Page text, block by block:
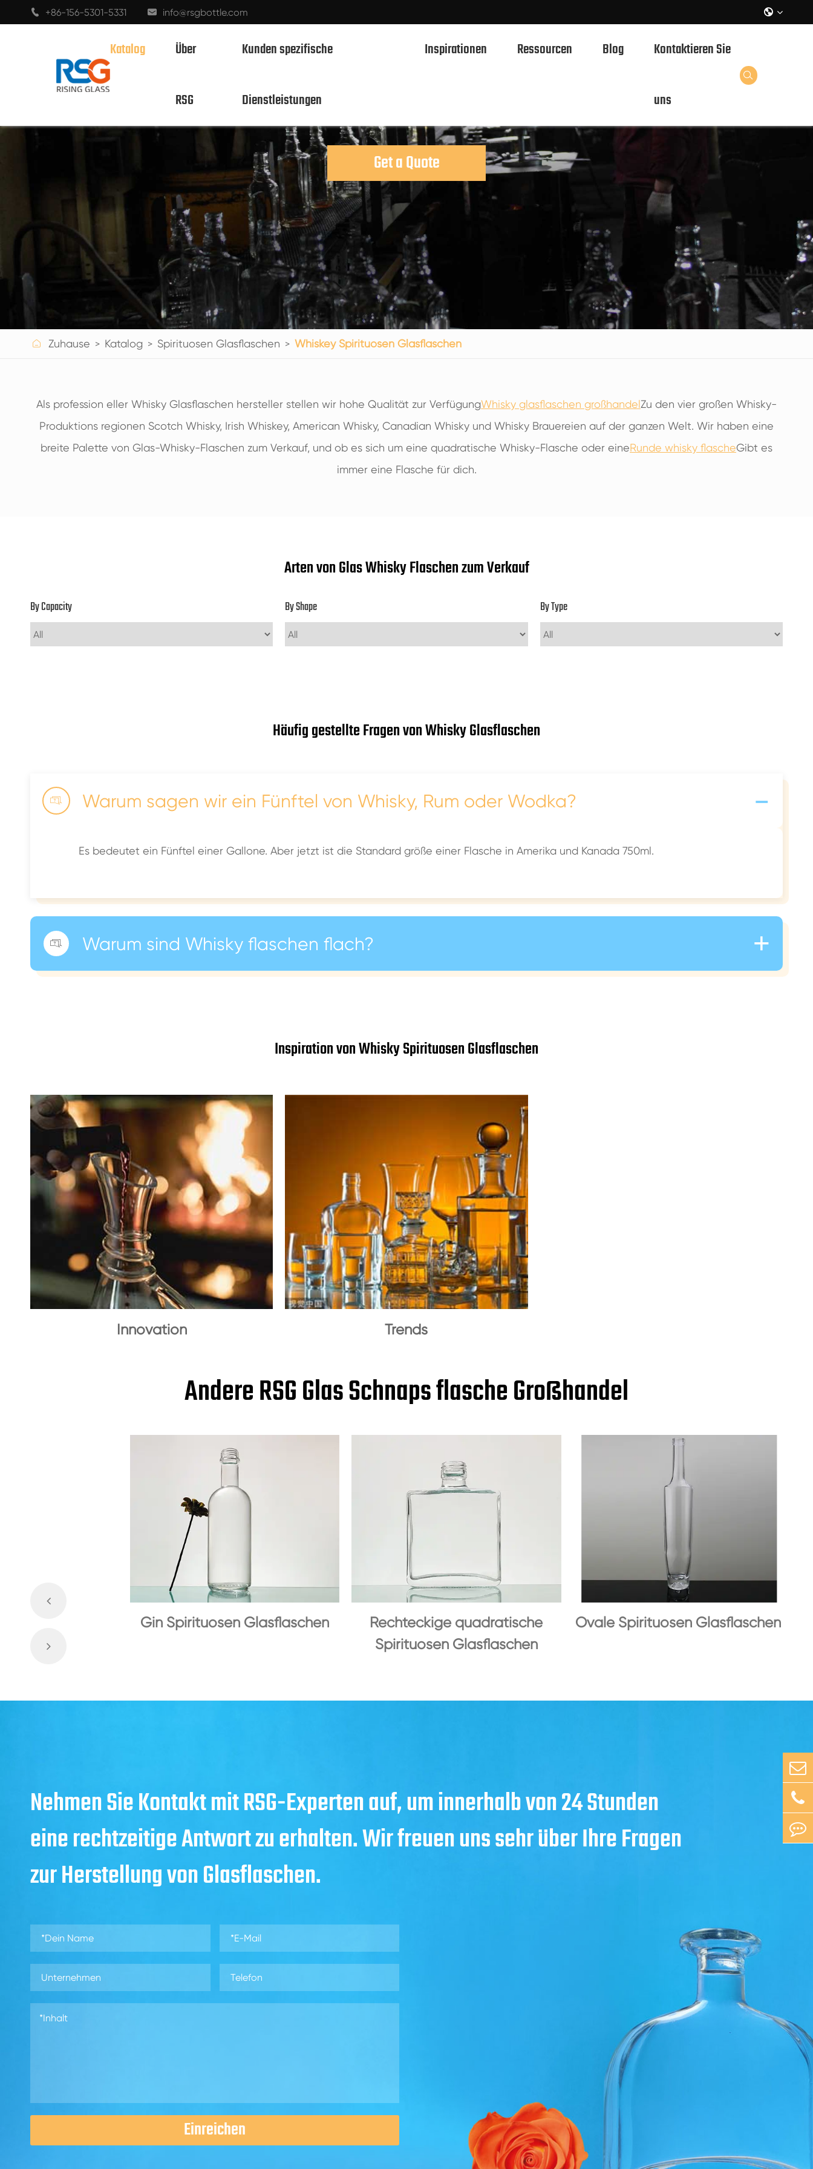
 +86-156-5301-5331  info@rsgbottle.com 
Katalog
SPIRITUOSEN GLASFLASCHEN
BIERFLASCHEN
ÖL-FLASCHEN
GETRÄNKE FLASCHEN AUS GLAS
WASSERGLAS FLASCHEN
GLAS GLÄSER
750ml Spirituosen Glasflaschen
700ml Spirituosen Glasflaschen
500ml Spirituosen Glasflaschen
1L Spirituosen Glasflaschen
50ml Spirituosen Glasflaschen
100ml Spirituosen Glasflaschen
200ml Spirituosen Glasflaschen
250ml Spirituosen Glasflaschen
375ml Spirituosen Glasflaschen
150ml Spirituosen Glasflaschen
Über
RSG
Kunden spezifische
Dienstleistungen
Inspirationen Ressourcen Blog Kontaktieren Sie
uns

Whiskey Spirituosen Glasflaschen
Get a Quote
 Zuhause Katalog Spirituosen Glasflaschen Whiskey Spirituosen Glasflaschen
Als profession eller Whisky Glasflaschen hersteller stellen wir hohe Qualität zur VerfügungWhisky glasflaschen großhandelZu den vier großen Whisky-
Produktions regionen Scotch Whisky, Irish Whiskey, American Whisky, Canadian Whisky und Whisky Brauereien auf der ganzen Welt. Wir haben eine
breite Palette von Glas-Whisky-Flaschen zum Verkauf, und ob es sich um eine quadratische Whisky-Flasche oder eineRunde whisky flascheGibt es
immer eine Flasche für dich.
Arten von Glas Whisky Flaschen zum Verkauf
By Capacity By Shape By Type
Häufig gestellte Fragen von Whisky Glasflaschen
 Warum sagen wir ein Fünftel von Whisky, Rum oder Wodka? -
Es bedeutet ein Fünftel einer Gallone. Aber jetzt ist die Standard größe einer Flasche in Amerika und Kanada 750ml.
 Warum sind Whisky flaschen flach? +
Inspiration von Whisky Spirituosen Glasflaschen
Innovation Trends
Andere RSG Glas Schnaps flasche Großhandel
Gin Spirituosen Glasflaschen
Rechteckige quadratische
Spirituosen Glasflaschen
Ovale Spirituosen Glasflaschen
Nehmen Sie Kontakt mit RSG-Experten auf, um innerhalb von 24 Stunden
eine rechtzeitige Antwort zu erhalten. Wir freuen uns sehr über Ihre Fragen
zur Herstellung von Glasflaschen.
Einreichen